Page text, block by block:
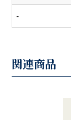
-
関連商品